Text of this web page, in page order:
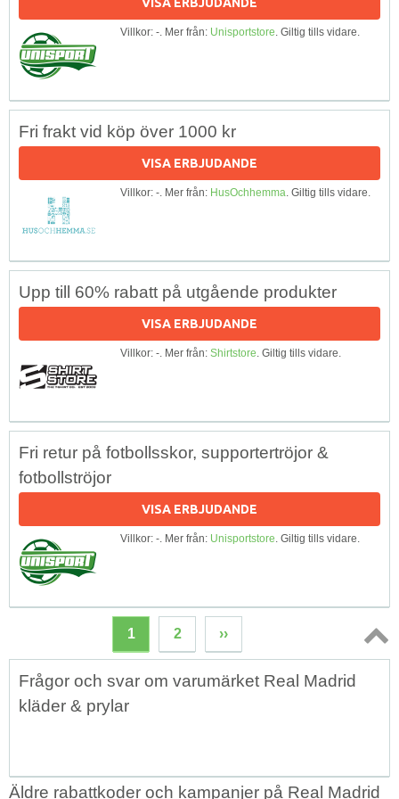
Villkor: -. Mer från: Unisportstore. Giltig tills vidare.
Fri frakt vid köp över 1000 kr
VISA ERBJUDANDE
Villkor: -. Mer från: HusOchhemma. Giltig tills vidare.
Upp till 60% rabatt på utgående produkter
VISA ERBJUDANDE
Villkor: -. Mer från: Shirtstore. Giltig tills vidare.
Fri retur på fotbollsskor, supportertröjor &
fotbollströjor
VISA ERBJUDANDE
Villkor: -. Mer från: Unisportstore. Giltig tills vidare.
1 2 ››
Topp
Frågor och svar om varumärket Real Madrid
kläder & prylar
Äldre rabattkoder och kampanjer på Real Madrid